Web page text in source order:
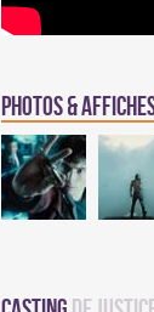
Photos &